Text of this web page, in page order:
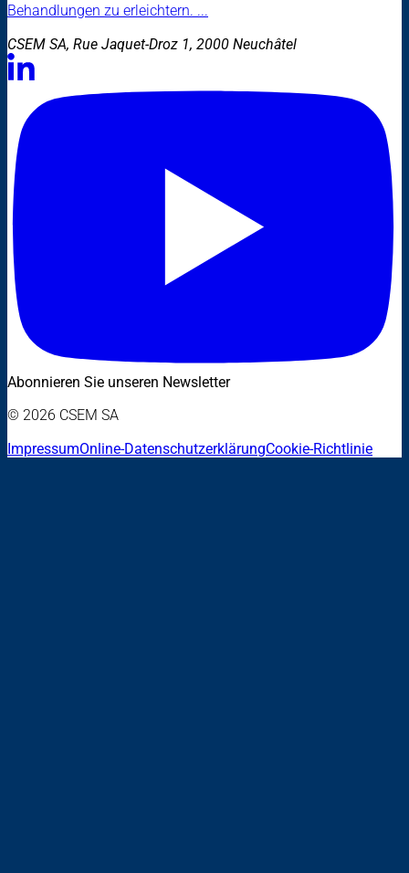
Behandlungen zu erleichtern. ...
CSEM SA, Rue Jaquet-Droz 1, 2000 Neuchâtel
Abonnieren Sie unseren Newsletter
© 2026 CSEM SA
ImpressumOnline-DatenschutzerklärungCookie-Richtlinie